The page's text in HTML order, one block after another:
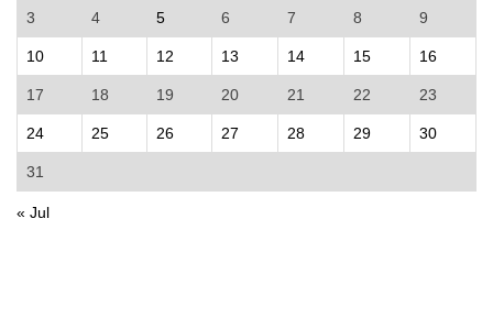
3 4 5 6 7 8 9
10 11 12 13 14 15 16
17 18 19 20 21 22 23
24 25 26 27 28 29 30
31
« Jul